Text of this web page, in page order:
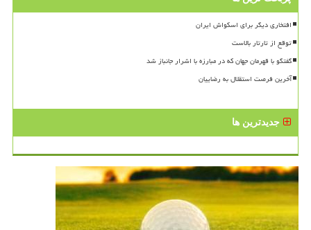
افتخاری دیگر برای اسکواش ایران
توقع از تارتار بالاست
گفتگو با قهرمان جهان که در مبارزه با اشرار جانباز شد
آخرین فرصت استقلال به رضاییان
جدیدترین ها